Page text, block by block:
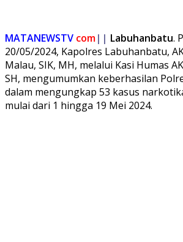
MATANEWSTV com|| Labuhanbatu.
20/05/2024, Kapolres Labuhanbatu,
Malau, SIK, MH, melalui Kasi Humas
SH, mengumumkan keberhasilan
dalam mengungkap 53 kasus
mulai dari 1 hingga 19 Mei 2024.